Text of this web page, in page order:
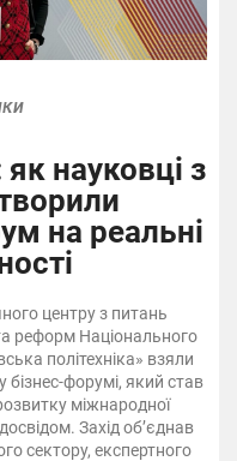
науковці з
на реальні
центру з питань
реформ Національного
політехніка» взяли
бізнес-форумі, який став
міжнародної
Захід об’єднав
сектору, експертного